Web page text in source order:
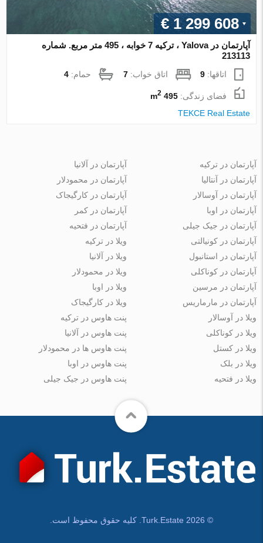
€ 1 299 608
آپارتمان در Yalova ، ترکیه 7 خوابه ، 495 متر مربع. شماره
213113
اتاقها:9 اتاق خواب:7 حمام:4
فضای زندگی:495 m
2
TEKCE Real Estate
آپارتمان در ترکیه
آپارتمان در آنتالیا
آپارتمان در آوسالار
آپارتمان در اوبا
آپارتمان در جیک جیلی
آپارتمان در آلانیا
آپارتمان در محمودلار
آپارتمان در کارگیجاک
آپارتمان در کمر
آپارتمان در فتحیه
آپارتمان در کونیالتی
آپارتمان در استانبول
آپارتمان در کوناکلی
آپارتمان در مرسین
آپارتمان در مارماریس
ویلا در ترکیه
ویلا در آلانیا
ویلا در محمودلار
ویلا در اوبا
ویلا در کارگیجاک
ویلا در آوسالار
ویلا در کوناکلی
ویلا در کستل
ویلا در بلک
ویلا در فتحیه
پنت هاوس در ترکیه
پنت هاوس در آلانیا
پنت هاوس ها در محمودلار
پنت هاوس در اوبا
پنت هاوس در جیک جیلی
© Turk.Estate 2026. کلیه حقوق محفوظ است.